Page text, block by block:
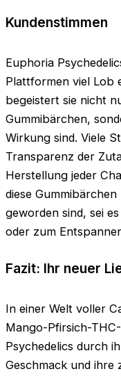
Kundenstimmen
Euphoria
Plattformen viel Lob
begeistert sie nicht
Gummibärchen,
Wirkung sind. Viele
Transparenz der
Herstellung jeder
diese
geworden sind, sei
oder zum
Fazit: Ihr neuer
In einer Welt voller
Mango-Pfirsich-
Psychedelics durch
Geschmack und ihre